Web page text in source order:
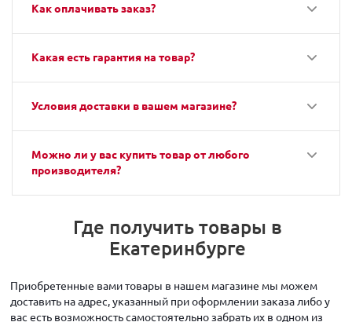
Как оплачивать заказ?
Какая есть гарантия на товар?
Условия доставки в вашем магазине?
Можно ли у вас купить товар от любого
производителя?
Где получить товары в
Екатеринбурге
Приобретенные вами товары в нашем магазине мы можем
доставить на адрес, указанный при оформлении заказа либо у
вас есть возможность самостоятельно забрать их в одном из